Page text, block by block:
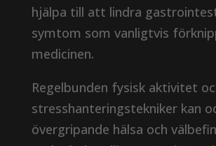
hjälpa till att lindra
symtom som vanligtvis
medicinen.
Regelbunden fysisk aktivitet
stresshanteringstekniker kan
övergripande hälsa och